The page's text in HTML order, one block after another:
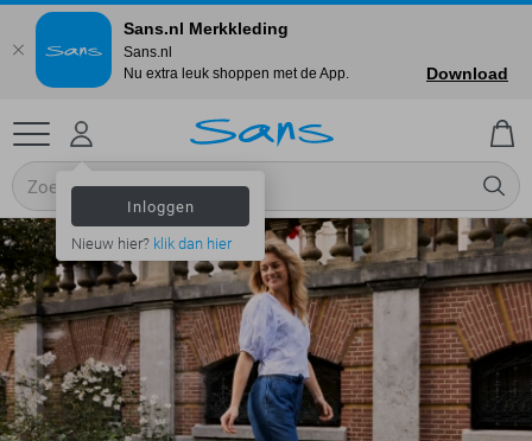
Inloggen
Nieuw hier? klik dan hier
Sans.nl Merkkleding
Sans.nl
Nu extra leuk shoppen met de App.
Download